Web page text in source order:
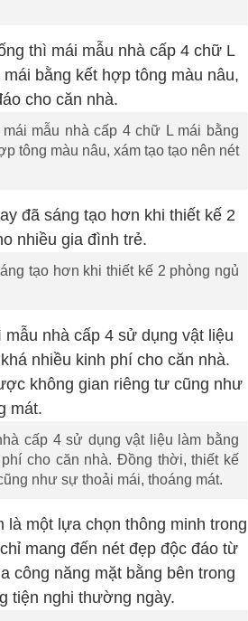
mẫu nhà cấp 4 chữ L mái bằng
tông màu nâu, xám tạo tạo nên nét
tạo hơn khi thiết kế 2 phòng ngủ
cấp 4 sử dụng vật liệu làm bằng
cho căn nhà. Đồng thời, thiết kế
như sự thoải mái, thoáng mát.